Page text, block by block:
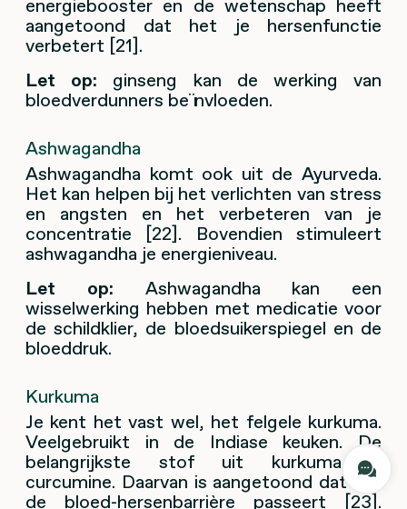
energiebooster en de wetenschap heeft
aangetoond dat het je hersenfunctie
verbetert [21].
Let op: ginseng kan de werking van
bloedverdunners beïnvloeden.
Ashwagandha
Ashwagandha komt ook uit de Ayurveda.
Het kan helpen bij het verlichten van stress
en angsten en het verbeteren van je
concentratie [22]. Bovendien stimuleert
ashwagandha je energieniveau.
Let op: Ashwagandha kan een
wisselwerking hebben met medicatie voor
de schildklier, de bloedsuikerspiegel en de
bloeddruk.
Kurkuma
Je kent het vast wel, het felgele kurkuma.
Veelgebruikt in de Indiase keuken. De
belangrijkste stof uit kurkuma is
curcumine. Daarvan is aangetoond dat het
de bloed-hersenbarrière passeert [23].